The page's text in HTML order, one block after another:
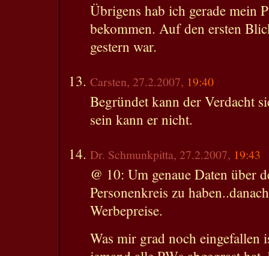
Übrigens hab ich gerade mein
bekommen. Auf den ersten
gestern war.
Carsten, 27.2.2007, 19:40
Begründet kann der Verdacht
sein kann er nicht.
Dr. Schmunkpitta, 27.2.2007, 19:43
@ 10: Um genaue Daten über
Personenkreis zu
Werbepreise.
Was mir grad noch eingefallen